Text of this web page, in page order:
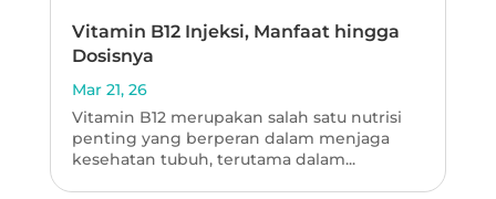
Vitamin B12 Injeksi, Manfaat hingga
Dosisnya
Mar 21, 26
Vitamin B12 merupakan salah satu nutrisi
penting yang berperan dalam menjaga
kesehatan tubuh, terutama dalam...